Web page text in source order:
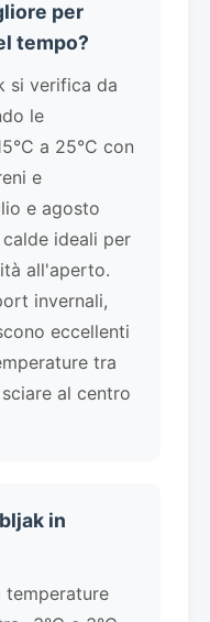
per
tempo?
si verifica da
le
a 25°C con
e
e agosto
ideali per
all'aperto.
invernali,
eccellenti
tra
al centro
in
temperature